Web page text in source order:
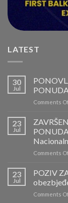
LATEST
30
Jul
PONUDA
Comments
23
Jul
Comments
23
Jul
POZIV
Comments